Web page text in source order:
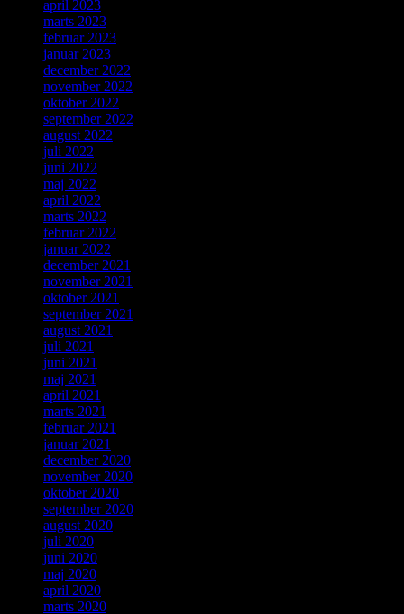
april 2023
marts 2023
februar 2023
januar 2023
december 2022
november 2022
oktober 2022
september 2022
august 2022
juli 2022
juni 2022
maj 2022
april 2022
marts 2022
februar 2022
januar 2022
december 2021
november 2021
oktober 2021
september 2021
august 2021
juli 2021
juni 2021
maj 2021
april 2021
marts 2021
februar 2021
januar 2021
december 2020
november 2020
oktober 2020
september 2020
august 2020
juli 2020
juni 2020
maj 2020
april 2020
marts 2020